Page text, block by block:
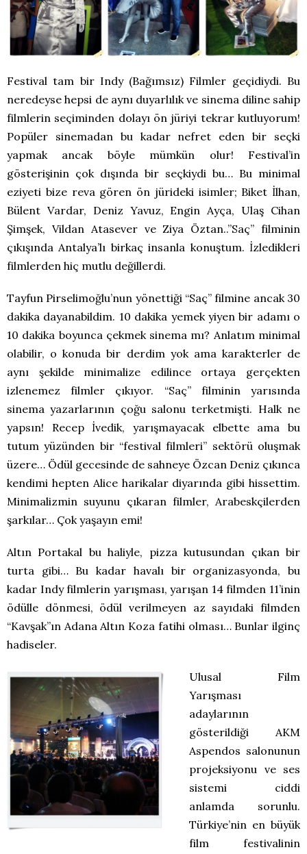
Festival tam bir Indy (Bağımsız) Filmler geçidiydi. Bu
neredeyse hepsi de aynı duyarlılık ve sinema diline sahip
filmlerin seçiminden dolayı ön jüriyi tekrar kutluyorum!
Popüler sinemadan bu kadar nefret eden bir seçki
yapmak ancak böyle mümkün olur! Festival’in
gösterişinin çok dışında bir seçkiydi bu… Bu minimal
eziyeti bize reva gören ön jürideki isimler; Biket İlhan,
Bülent Vardar, Deniz Yavuz, Engin Ayça, Ulaş Cihan
Şimşek, Vildan Atasever ve Ziya Öztan..”Saç” filminin
çıkışında Antalya’lı birkaç insanla konuştum. İzledikleri
filmlerden hiç mutlu değillerdi.
Tayfun Pirselimoğlu’nun yönettiği “Saç” filmine ancak 30
dakika dayanabildim. 10 dakika yemek yiyen bir adamı o
10 dakika boyunca çekmek sinema mı? Anlatım minimal
olabilir, o konuda bir derdim yok ama karakterler de
aynı şekilde minimalize edilince ortaya gerçekten
izlenemez filmler çıkıyor. “Saç” filminin yarısında
sinema yazarlarının çoğu salonu terketmişti. Halk ne
yapsın! Recep İvedik, yarışmayacak elbette ama bu
tutum yüzünden bir “festival filmleri” sektörü oluşmak
üzere… Ödül gecesinde de sahneye Özcan Deniz çıkınca
kendimi hepten Alice harikalar diyarında gibi hissettim.
Minimalizmin suyunu çıkaran filmler, Arabeskçilerden
şarkılar… Çok yaşayın emi!
Altın Portakal bu haliyle, pizza kutusundan çıkan bir
turta gibi… Bu kadar havalı bir organizasyonda, bu
kadar Indy filmlerin yarışması, yarışan 14 filmden 11’inin
ödülle dönmesi, ödül verilmeyen az sayıdaki filmden
“Kavşak”ın Adana Altın Koza fatihi olması… Bunlar ilginç
hadiseler.
Ulusal Film
Yarışması
adaylarının
gösterildiği AKM
Aspendos salonunun
projeksiyonu ve ses
sistemi ciddi
anlamda sorunlu.
Türkiye’nin en büyük
film festivalinin